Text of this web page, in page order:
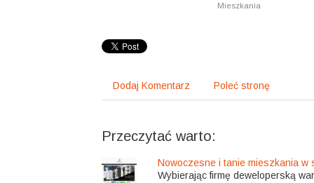
Mieszkania
Dodaj Komentarz Poleć stronę
Przeczytać warto:
Nowoczesne i tanie mieszkania w
Wybierając firmę deweloperską